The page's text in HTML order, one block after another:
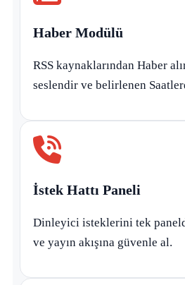
Haber Modülü
RSS kaynaklarından Haber
seslendir ve belirlenen
İstek Hattı Paneli
Dinleyici isteklerini tek
ve yayın akışına güvenle al.